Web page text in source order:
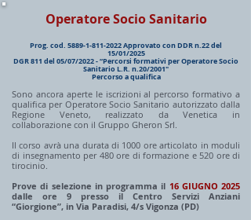
Operatore Socio Sanitario
Prog. cod. 5889-1-811-2022Approvato con DDR n.22 del
15/01/2025
DGR 811 del 05/07/2022 - “Percorsi formativi per Operatore Socio
Sanitario L.R. n.20/2001"
Percorso a qualifica
Sono ancora aperte le iscrizioni al percorso formativo a
qualifica per Operatore Socio Sanitario autorizzato dalla
Regione Veneto, realizzato da Venetica in
collaborazione con il Gruppo Gheron Srl.
Il corso avrà una durata di 1000 ore articolato in moduli
di insegnamento per 480 ore di formazione e 520 ore di
tirocinio.
Prove di selezione in programma il 16 GIUGNO 2025
dalle ore 9 presso il Centro Servizi Anziani
“Giorgione”, in Via Paradisi, 4/s Vigonza (PD)